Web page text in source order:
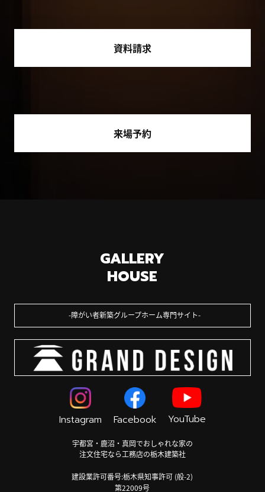
資料請求
来場予約
GALLERY
HOUSE
障がい者新築グループホーム専門サイト
Instagram Facebook YouTube
宇都宮・鹿沼・真岡でおしゃれな家の
注文住宅なら工務店の栃木建築社
建設業許可番号:栃木県知事許可 (般-2)
第22009号